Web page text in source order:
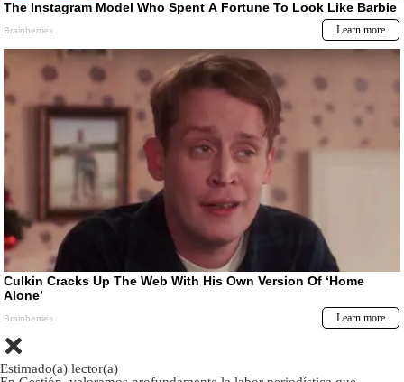
Estimado(a) lector(a)